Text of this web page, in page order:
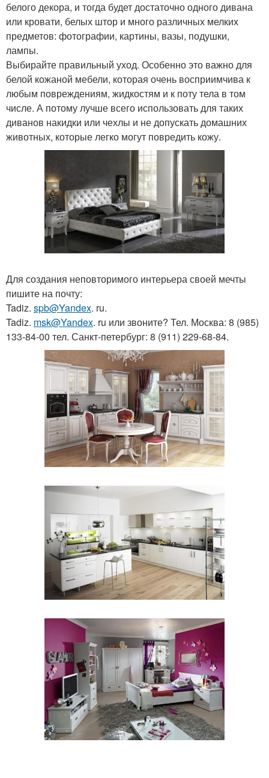
белого декора, и тогда будет достаточно одного дивана
или кровати, белых штор и много различных мелких
предметов: фотографии, картины, вазы, подушки,
лампы.
Выбирайте правильный уход. Особенно это важно для
белой кожаной мебели, которая очень восприимчива к
любым повреждениям, жидкостям и к поту тела в том
числе. А потому лучше всего использовать для таких
диванов накидки или чехлы и не допускать домашних
животных, которые легко могут повредить кожу.
Для создания неповторимого интерьера своей мечты
пишите на почту:
Tadiz. spb@Yandex. ru.
Tadiz. msk@Yandex. ru или звоните? Тел. Москва: 8 (985)
133-84-00 тел. Санкт-петербург: 8 (911) 229-68-84.